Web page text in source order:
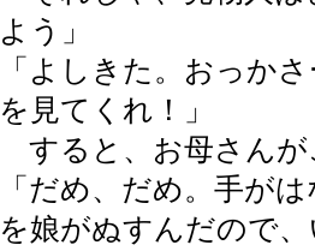
よう」
「よしきた。おっか
を見てくれ！」
すると、お母さんが
「だめ、だめ。手が
を娘がぬすんだので